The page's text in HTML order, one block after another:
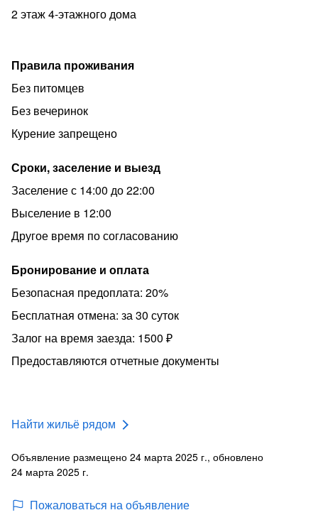
2 этаж 4-этажного дома
Правила проживания
Без питомцев
Без вечеринок
Курение запрещено
Сроки, заселение и выезд
Заселение с 14:00 до 22:00
Выселение в 12:00
Другое время по согласованию
Бронирование и оплата
Безопасная предоплата: 20%
Бесплатная отмена: за 30 суток
Залог на время заезда: 1500 ₽
Предоставляются отчетные документы
Найти жильё рядом
Объявление размещено 24 марта 2025 г., обновлено
24 марта 2025 г.
Пожаловаться на объявление